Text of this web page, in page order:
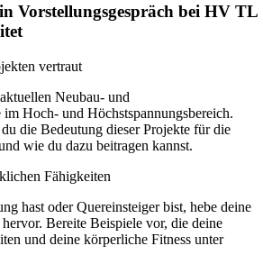
Vorstellungsgespräch bei HV TL
vertraut
Neubau- und
Hoch- und Höchstspannungsbereich.
die Bedeutung dieser Projekte für die
wie du dazu beitragen kannst.
Fähigkeiten
hast oder Quereinsteiger bist, hebe deine
Bereite Beispiele vor, die deine
und deine körperliche Fitness unter